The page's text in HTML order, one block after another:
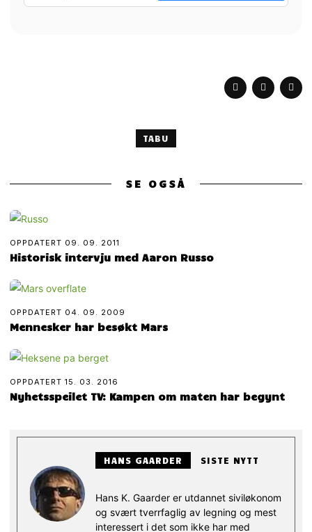
TABU
SE OGSÅ
OPPDATERT 09. 09. 2011
Historisk intervju med Aaron Russo
OPPDATERT 04. 09. 2009
Mennesker har besøkt Mars
OPPDATERT15. 03. 2016
Nyhetsspeilet TV: Kampen om maten har begynt
HANS GAARDER SISTE NYTT
Hans K. Gaarder er utdannet siviløkonom
og svært tverrfaglig av legning og mest
interessert i det som ikke har med